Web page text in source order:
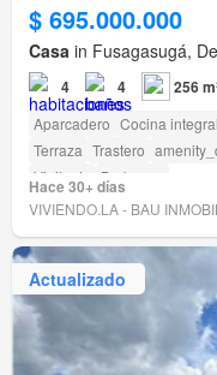
$ 695.000.000
Casa in Fusagasugá,
4 4 256
Aparcadero Cocina integral
Terraza Trastero
Vigilante
Barbecue
Hace 30+ días
VIVIENDO.LA - BAU
Actualizado